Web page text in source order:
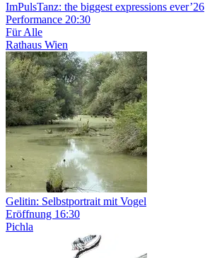
ImPulsTanz: the biggest expressions ever’26
Performance 20:30
Für Alle
Rathaus Wien
Gelitin: Selbstportrait mit Vogel
Eröffnung 16:30
Pichla